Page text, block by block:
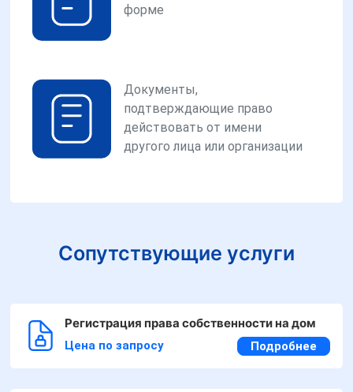
форме
Документы,
подтверждающие право
действовать от имени
другого лица или организации
Сопутствующие услуги
Регистрация права собственности на дом
Цена по запросу Подробнее